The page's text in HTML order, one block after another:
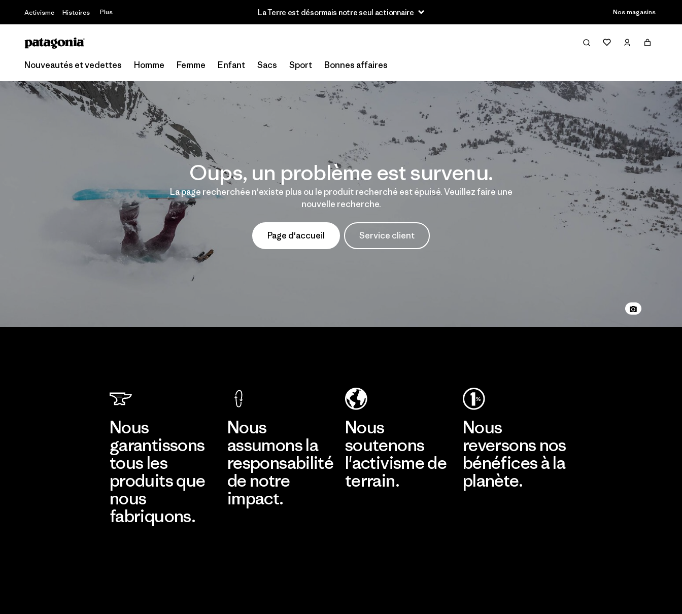
Activisme Histoires Plus La Terre est désormais notre seul actionnaire Nos magasins
Nouveautés et vedettes Homme Femme Enfant Sacs Sport Bonnes affaires
Oups, un problème est survenu.
La page recherchée n'existe plus ou le produit recherché est épuisé. Veuillez faire une
nouvelle recherche.
Page d'accueil Service client
Nous
garantissons
tous les
produits que
nous
fabriquons.
Nous
assumons la
responsabilité
de notre
impact.
Nous
soutenons
l'activisme de
terrain.
Nous
reversons nos
bénéfices à la
planète.